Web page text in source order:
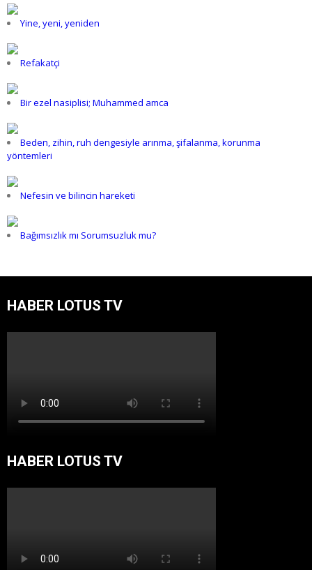
Yine, yeni, yeniden
Refakatçi
Bir ezel nasiplisi; Muhammed amca
Beden, zihin, ruh dengesiyle arınma, şifalanma, korunma
yöntemleri
Nefesin ve bilincin hareketi
Bağımsızlık mı Sorumsuzluk mu?
HABER LOTUS TV
HABER LOTUS TV